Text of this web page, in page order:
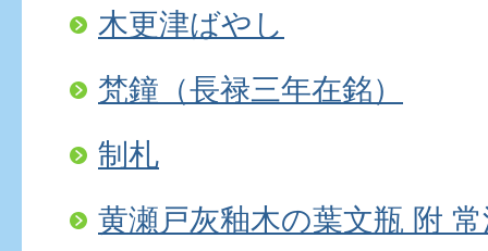
木更津ばやし
梵鐘（長禄三年在銘）
制札
黄瀬戸灰釉木の葉文瓶 附